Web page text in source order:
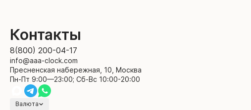
Контакты
8(800) 200-04-17
info@aaa-clock.com
Пресненская набережная, 10, Москва
Пн-Пт 9:00—23:00; Сб-Вс 10:00-20:00
Валюта